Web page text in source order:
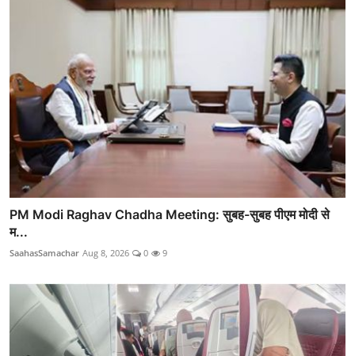
PM Modi Raghav Chadha Meeting: सुबह-सुबह पीएम मोदी से
म...
SaahasSamachar Aug 8, 2026 0 9